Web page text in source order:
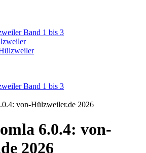
Band 1 bis 3
Band 1 bis 3
von-Hülzweiler.de 2026
6.0.4: von-
2026